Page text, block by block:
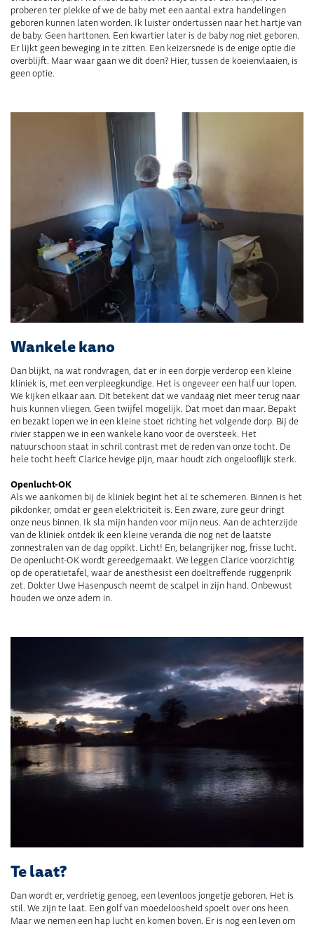
proberen ter plekke of we de baby met een aantal extra handelingen
geboren kunnen laten worden. Ik luister ondertussen naar het hartje van
de baby. Geen harttonen. Een kwartier later is de baby nog niet geboren.
Er lijkt geen beweging in te zitten. Een keizersnede is de enige optie die
overblijft. Maar waar gaan we dit doen? Hier, tussen de koeienvlaaien, is
geen optie.
Wankele kano
Dan blijkt, na wat rondvragen, dat er in een dorpje verderop een kleine
kliniek is, met een verpleegkundige. Het is ongeveer een half uur lopen.
We kijken elkaar aan. Dit betekent dat we vandaag niet meer terug naar
huis kunnen vliegen. Geen twijfel mogelijk. Dat moet dan maar. Bepakt
en bezakt lopen we in een kleine stoet richting het volgende dorp. Bij de
rivier stappen we in een wankele kano voor de oversteek. Het
natuurschoon staat in schril contrast met de reden van onze tocht. De
hele tocht heeft Clarice hevige pijn, maar houdt zich ongelooflijk sterk.
Openlucht-OK
Als we aankomen bij de kliniek begint het al te schemeren. Binnen is het
pikdonker, omdat er geen elektriciteit is. Een zware, zure geur dringt
onze neus binnen. Ik sla mijn handen voor mijn neus. Aan de achterzijde
van de kliniek ontdek ik een kleine veranda die nog net de laatste
zonnestralen van de dag oppikt. Licht! En, belangrijker nog, frisse lucht.
De openlucht-OK wordt gereedgemaakt. We leggen Clarice voorzichtig
op de operatietafel, waar de anesthesist een doeltreffende ruggenprik
zet. Dokter Uwe Hasenpusch neemtde scalpel in zijn hand. Onbewust
houden we onze adem in.
Te laat?
Dan wordt er, verdrietig genoeg, een levenloos jongetje geboren. Het is
stil. We zijn te laat. Een golf van moedeloosheid spoelt over ons heen.
Maar we nemen een hap lucht en komen boven. Er is nog een leven om